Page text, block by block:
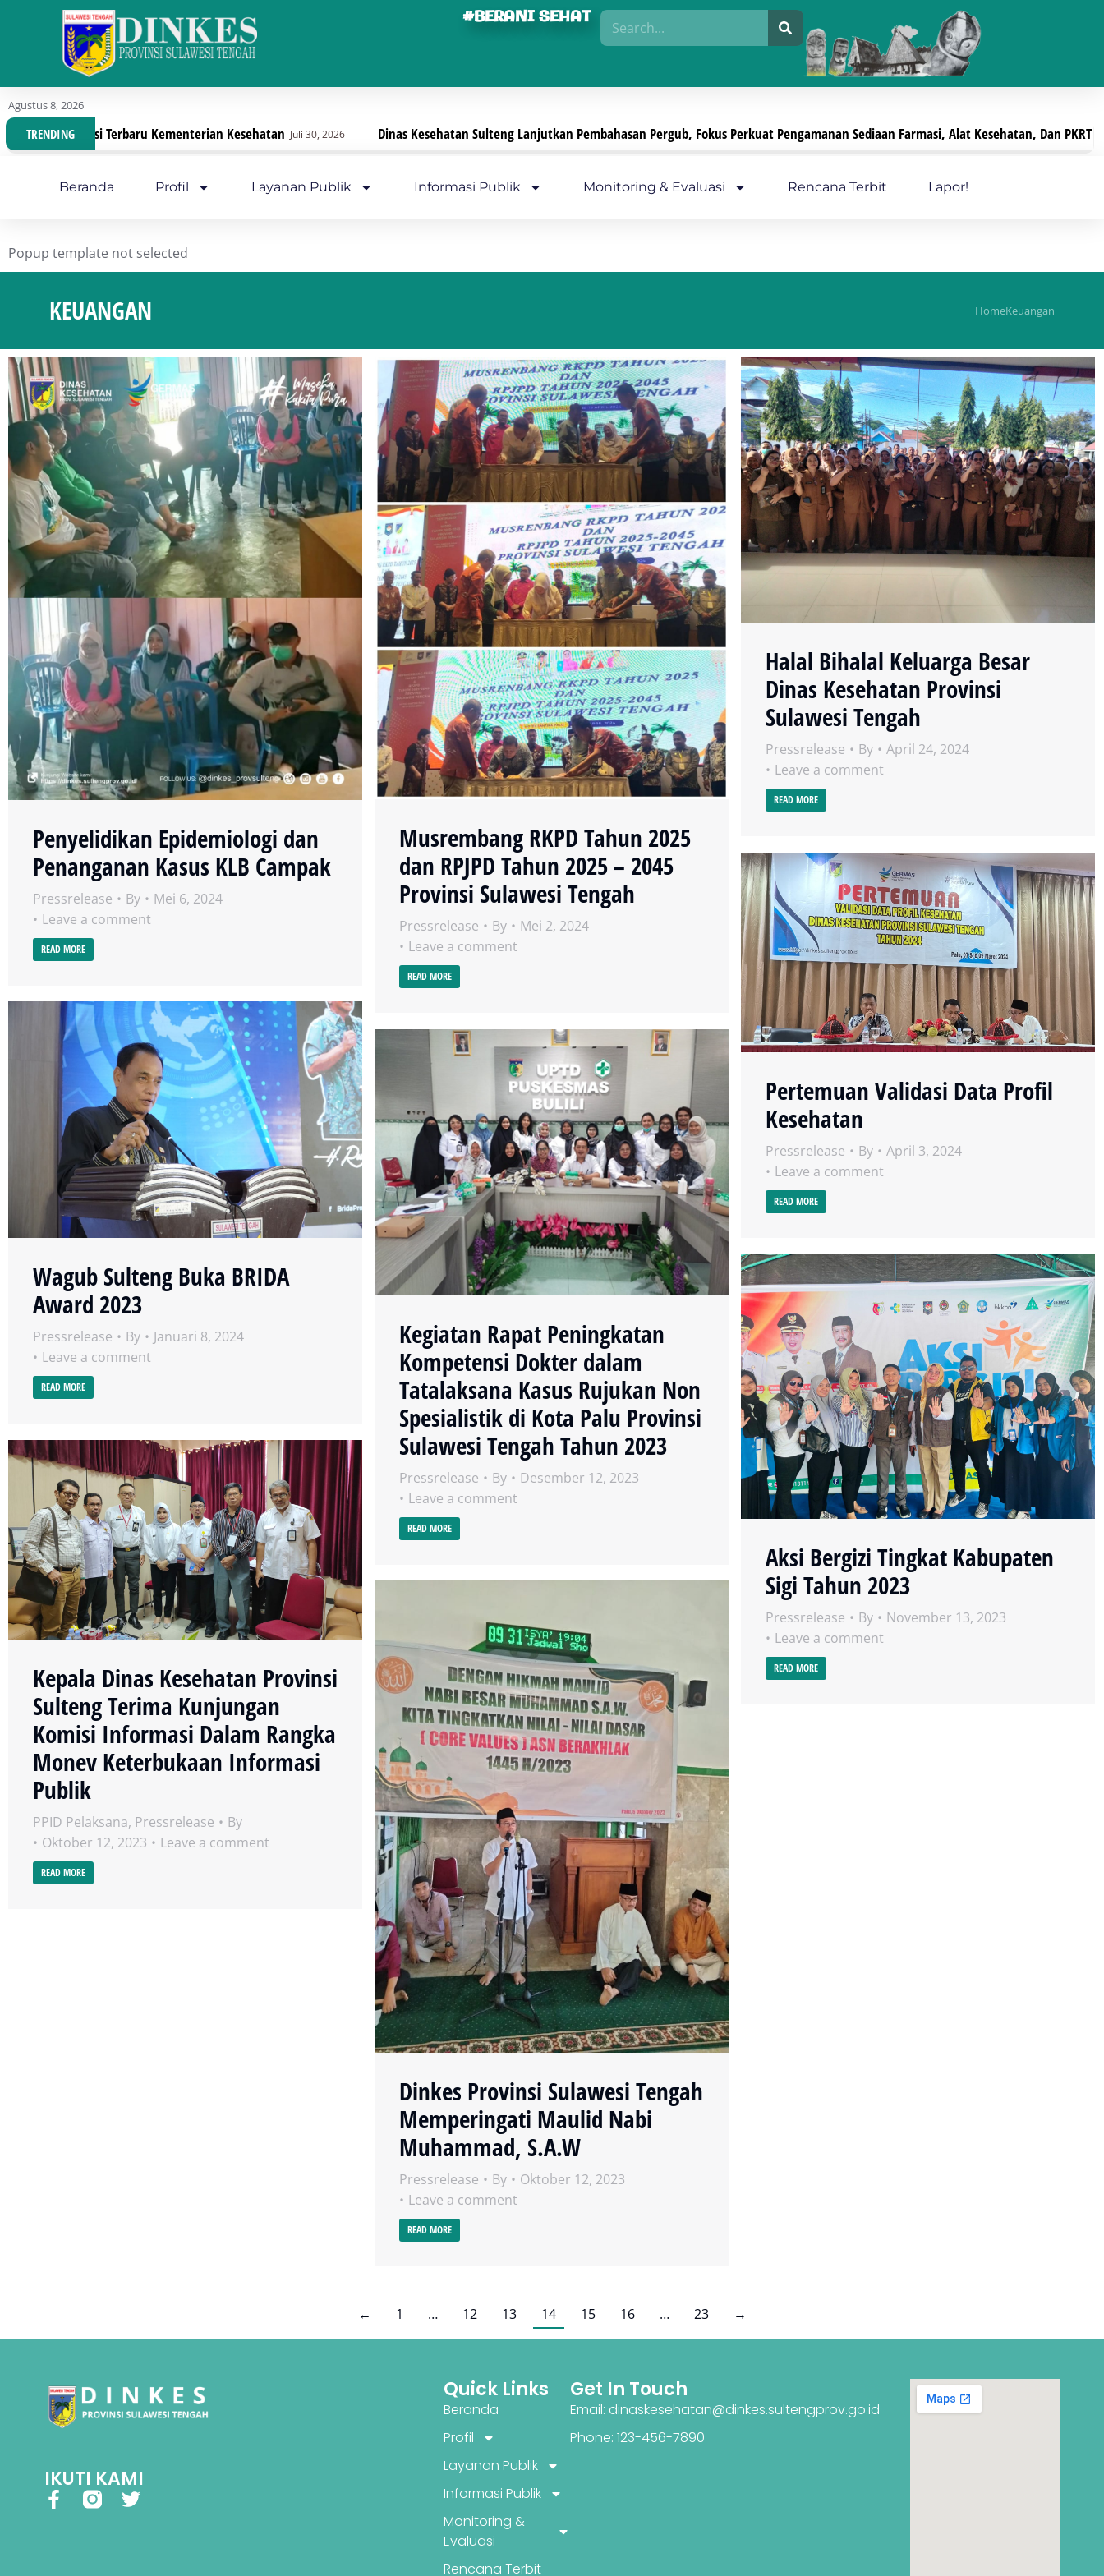
#BERANI SEHAT
Agustus 8, 2026
TRENDING
Kementerian Kesehatan Juli 30, 2026 Dinas Kesehatan Sulteng Lanjutkan Pembahasan Pergub, Fokus Perkuat Pengamanan Sediaan Farmasi, Alat Kesehatan, Dan PKRT Juli 29, 2026
Beranda Profil Layanan Publik Informasi Publik Monitoring & Evaluasi Rencana Terbit Lapor!
Popup template not selected
KEUANGAN HomeKeuangan
Penyelidikan Epidemiologi dan
Penanganan Kasus KLB Campak
Pressrelease By
Mei 6, 2024
Leave a comment
READ MORE
Musrembang RKPD Tahun 2025
dan RPJPD Tahun 2025 – 2045
Provinsi Sulawesi Tengah
Pressrelease By
Mei 2, 2024
Leave a comment
READ MORE
Halal Bihalal Keluarga Besar
Dinas Kesehatan Provinsi
Sulawesi Tengah
Pressrelease By
April 24, 2024
Leave a comment
READ MORE
Pertemuan Validasi Data Profil
Kesehatan
Pressrelease By
April 3, 2024
Leave a comment
READ MORE
Wagub Sulteng Buka BRIDA
Award 2023
Pressrelease By
Januari 8, 2024
Leave a comment
READ MORE
Kegiatan Rapat Peningkatan
Kompetensi Dokter dalam
Tatalaksana Kasus Rujukan Non
Spesialistik di Kota Palu Provinsi
Sulawesi Tengah Tahun 2023
Pressrelease By
Desember 12, 2023
Leave a comment
READ MORE
Aksi Bergizi Tingkat Kabupaten
Sigi Tahun 2023
Pressrelease By
November 13, 2023
Leave a comment
READ MORE
Kepala Dinas Kesehatan Provinsi
Sulteng Terima Kunjungan
Komisi Informasi Dalam Rangka
Monev Keterbukaan Informasi
Publik
PPID Pelaksana, Pressrelease
By
Oktober 12, 2023
Leave a comment
READ MORE
Dinkes Provinsi Sulawesi Tengah
Memperingati Maulid Nabi
Muhammad, S.A.W
Pressrelease By
Oktober 12, 2023
Leave a comment
READ MORE
← 1 … 12 13 14 15 16 … 23 →
IKUTI KAMI
Quick Links
Beranda
Profil
Layanan Publik
Informasi Publik
Monitoring &
Evaluasi
Rencana Terbit
Get In Touch
Email: dinaskesehatan@dinkes.sultengprov.go.id
Phone: 123-456-7890